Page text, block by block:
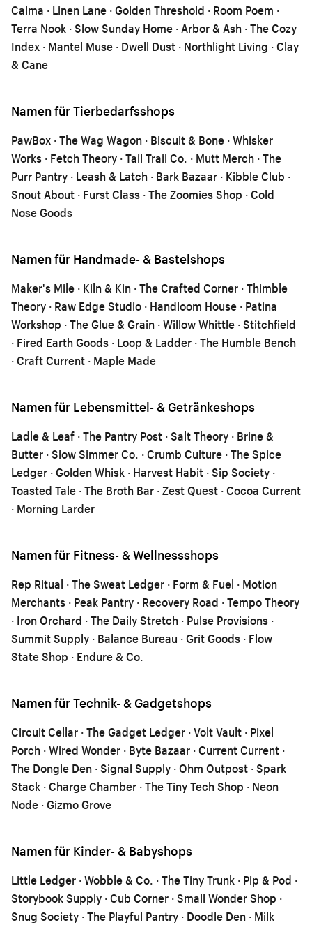
Calma · Linen Lane · Golden Threshold · Room Poem ·
Terra Nook · Slow Sunday Home · Arbor & Ash · The Cozy
Index · Mantel Muse · Dwell Dust · Northlight Living · Clay
& Cane
Namen für Tierbedarfsshops
PawBox · The Wag Wagon · Biscuit & Bone · Whisker
Works · Fetch Theory · Tail Trail Co. · Mutt Merch · The
Purr Pantry · Leash & Latch · Bark Bazaar · Kibble Club ·
Snout About · Furst Class · The Zoomies Shop · Cold
Nose Goods
Namen für Handmade- & Bastelshops
Maker's Mile · Kiln & Kin · The Crafted Corner · Thimble
Theory · Raw Edge Studio · Handloom House · Patina
Workshop · The Glue & Grain · Willow Whittle · Stitchfield
· Fired Earth Goods · Loop & Ladder · The Humble Bench
· Craft Current · Maple Made
Namen für Lebensmittel- & Getränkeshops
Ladle & Leaf · The Pantry Post · Salt Theory · Brine &
Butter · Slow Simmer Co. · Crumb Culture · The Spice
Ledger · Golden Whisk · Harvest Habit · Sip Society ·
Toasted Tale · The Broth Bar · Zest Quest · Cocoa Current
· Morning Larder
Namen für Fitness- & Wellnessshops
Rep Ritual · The Sweat Ledger · Form & Fuel · Motion
Merchants · Peak Pantry · Recovery Road · Tempo Theory
· Iron Orchard · The Daily Stretch · Pulse Provisions ·
Summit Supply · Balance Bureau · Grit Goods · Flow
State Shop · Endure & Co.
Namen für Technik- & Gadgetshops
Circuit Cellar · The Gadget Ledger · Volt Vault · Pixel
Porch · Wired Wonder · Byte Bazaar · Current Current ·
The Dongle Den · Signal Supply · Ohm Outpost · Spark
Stack · Charge Chamber · The Tiny Tech Shop · Neon
Node · Gizmo Grove
Namen für Kinder- & Babyshops
Little Ledger · Wobble & Co. · The Tiny Trunk · Pip & Pod ·
Storybook Supply · Cub Corner · Small Wonder Shop ·
Snug Society · The Playful Pantry · Doodle Den · Milk